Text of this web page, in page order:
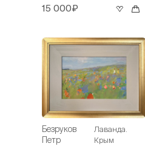
15 000₽
Безруков
Петр
Лаванда.
Крым